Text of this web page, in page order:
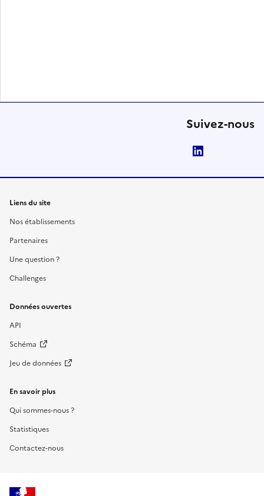
Suivez-nous
Liens du site
Nos établissements
Partenaires
Une question ?
Challenges
Données ouvertes
API
Schéma
Jeu de données
En savoir plus
Qui sommes-nous ?
Statistiques
Contactez-nous